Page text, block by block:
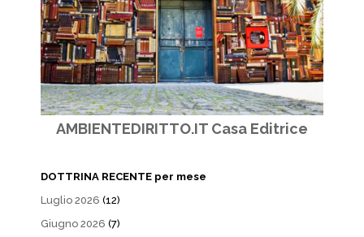
AMBIENTEDIRITTO.IT Casa Editrice
DOTTRINA RECENTE per mese
Luglio 2026 (12)
Giugno 2026 (7)